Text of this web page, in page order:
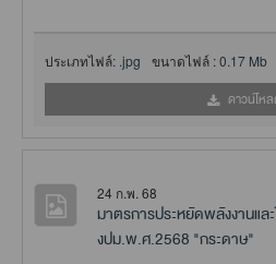
ประเภทไฟล์: .jpg ขนาดไฟล์ :0.17 Mb
ดาวน์โห
24 ก.พ. 68
มาตรการประหยัดพลังงานแล
งปม.พ.ศ.2568 "กระดาษ"